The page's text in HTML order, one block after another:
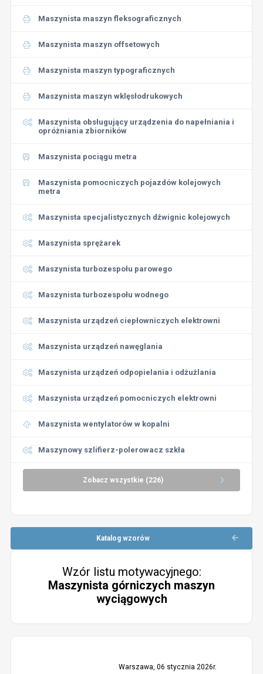
Maszynista maszyn fleksograficznych
Maszynista maszyn offsetowych
Maszynista maszyn typograficznych
Maszynista maszyn wklęsłodrukowych
Maszynista obsługujący urządzenia do napełniania i
opróżniania zbiorników
Maszynista pociągu metra
Maszynista pomocniczych pojazdów kolejowych
metra
Maszynista specjalistycznych dźwignic kolejowych
Maszynista sprężarek
Maszynista turbozespołu parowego
Maszynista turbozespołu wodnego
Maszynista urządzeń ciepłowniczych elektrowni
Maszynista urządzeń nawęglania
Maszynista urządzeń odpopielania i odżużlania
Maszynista urządzeń pomocniczych elektrowni
Maszynista wentylatorów w kopalni
Maszynowy szlifierz-polerowacz szkła
Zobacz wszystkie (226)
Katalog wzorów
Wzór listu motywacyjnego:
Maszynista górniczych maszyn
wyciągowych
Warszawa, 06 stycznia 2026r.